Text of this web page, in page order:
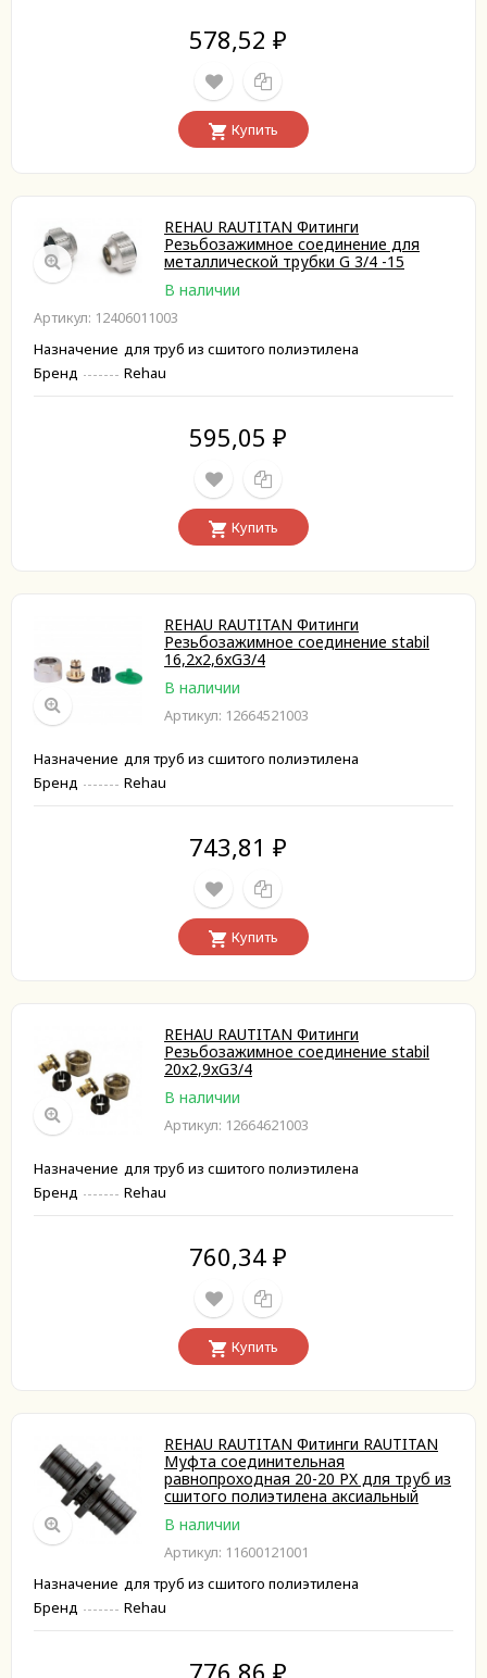
578,52 ₽
Купить
REHAU RAUTITAN Фитинги
Резьбозажимное соединение для
металлической трубки G 3/4 -15
В наличии
Артикул: 12406011003
Назначение для труб из сшитого полиэтилена
Бренд
Rehau
595,05 ₽
Купить
REHAU RAUTITAN Фитинги
Резьбозажимное соединение stabil
16,2x2,6xG3/4
В наличии
Артикул: 12664521003
Назначение для труб из сшитого полиэтилена
Бренд
Rehau
743,81 ₽
Купить
REHAU RAUTITAN Фитинги
Резьбозажимное соединение stabil
20x2,9xG3/4
В наличии
Артикул: 12664621003
Назначение для труб из сшитого полиэтилена
Бренд
Rehau
760,34 ₽
Купить
REHAU RAUTITAN Фитинги RAUTITAN
Муфта соединительная
равнопроходная 20-20 PX для труб из
сшитого полиэтилена аксиальный
В наличии
Артикул: 11600121001
Назначение для труб из сшитого полиэтилена
Бренд
Rehau
776,86 ₽